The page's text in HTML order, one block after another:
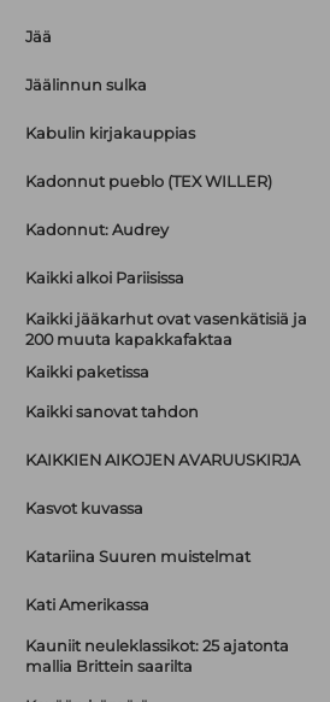
Jää
Jäälinnun sulka
Kabulin kirjakauppias
Kadonnut pueblo (TEX WILLER)
Kadonnut: Audrey
Kaikki alkoi Pariisissa
Kaikki jääkarhut ovat vasenkätisiä ja
200 muuta kapakkafaktaa
Kaikki paketissa
Kaikki sanovat tahdon
KAIKKIEN AIKOJEN AVARUUSKIRJA
Kasvot kuvassa
Katariina Suuren muistelmat
Kati Amerikassa
Kauniit neuleklassikot: 25 ajatonta
mallia Brittein saarilta